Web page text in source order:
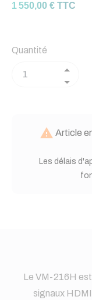
1 550,00 € TTC
Quantité
 Article
Les délais
Le VM-216H
signaux